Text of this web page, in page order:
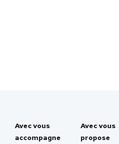
Avec vous
accompagne
Avec vous
propose